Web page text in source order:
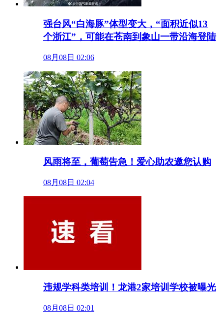
强台风“白海豚”体型变大，“面积近似13
个浙江”，可能在苍南到象山一带沿海登陆
08月08日 02:06
风雨将至，葡萄告急！爱心助农邀您认购
08月08日 02:04
违规学科类培训！龙港2家培训学校被曝光
08月08日 02:01